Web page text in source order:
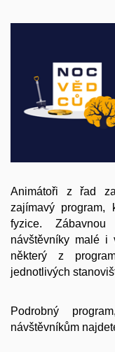
Animátoři z řad
zajímavý program,
fyzice.
návštěvníky malé i
některý z
jednotlivých
Podrobný
návštěvníkům